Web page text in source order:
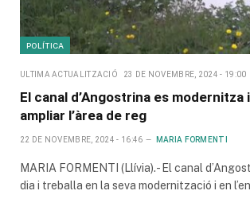
POLÍTICA
ULTIMA ACTUALITZACIÓ 23 DE NOVEMBRE, 2024 - 19:00
El canal d’Angostrina es modernitza
ampliar l’àrea de reg
22 DE NOVEMBRE, 2024 - 16:46 MARIA FORMENTI
MARIA FORMENTI (Llívia).- El canal
dia i treballa en la seva modernització i en